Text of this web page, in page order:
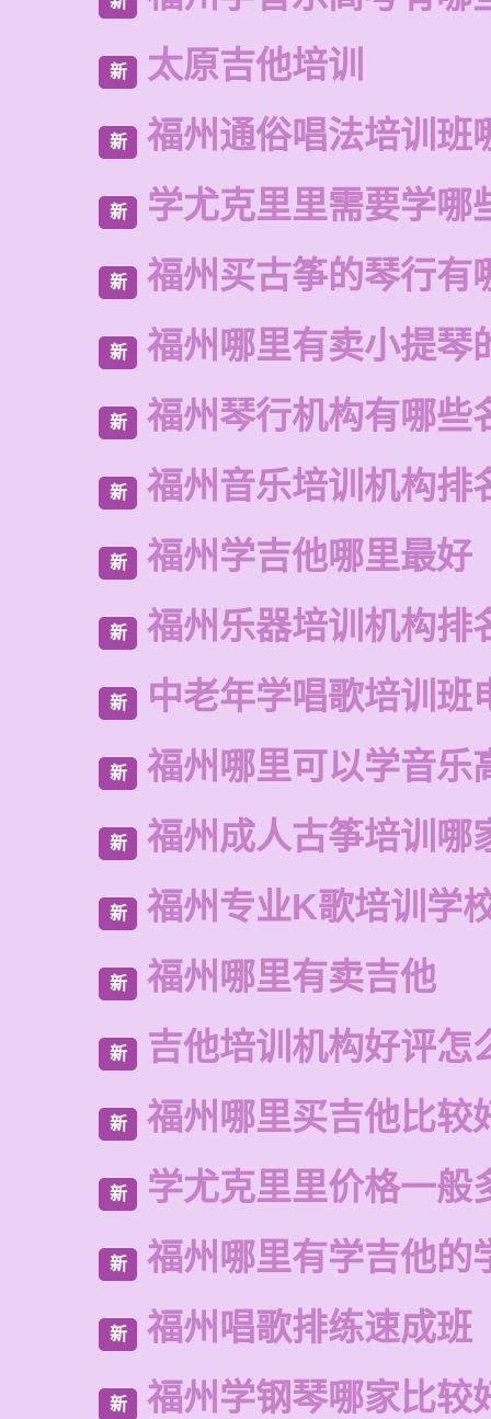
新 太原吉他培训
新 福州通俗唱法培训班
新 学尤克里里需要学哪
新 福州买古筝的琴行有
新 福州哪里有卖小提琴
新 福州琴行机构有哪些
新 福州音乐培训机构排
新 福州学吉他哪里最好
新 福州乐器培训机构排
新 中老年学唱歌培训班
新 福州哪里可以学音乐
新 福州成人古筝培训哪
新 福州专业K歌培训学
新 福州哪里有卖吉他
新 吉他培训机构好评怎
新 福州哪里买吉他比较
新 学尤克里里价格一般
新 福州哪里有学吉他的
新 福州唱歌排练速成班
新 福州学钢琴哪家比较